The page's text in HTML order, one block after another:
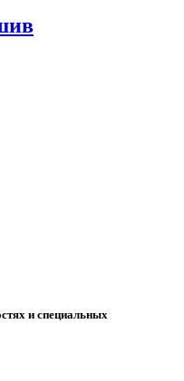
и специальных